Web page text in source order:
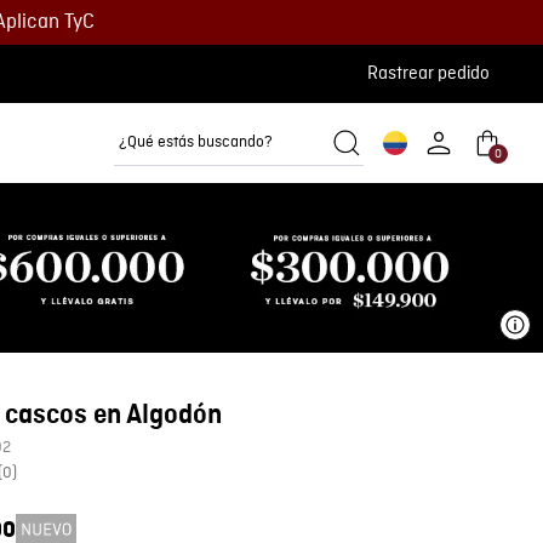
TyC
Rastrear pedido
¿Qué estás buscando?
0
en Algodón
(0)